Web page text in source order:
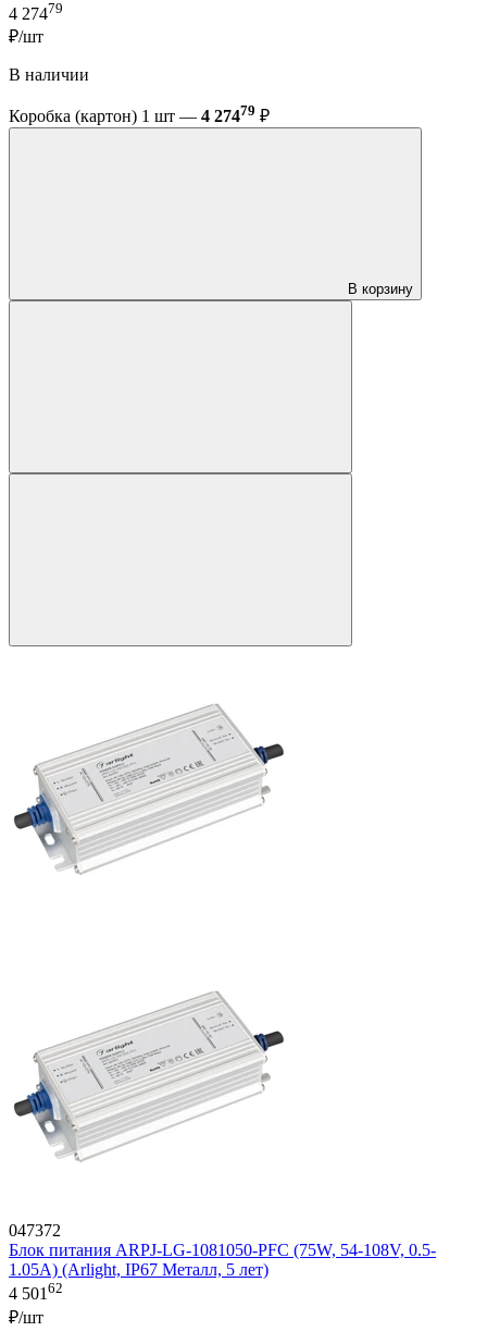
4 27479
₽/шт
В наличии
Коробка (картон) 1 шт — 4 27479 ₽
В корзину
047372
Блок питания ARPJ-LG-1081050-PFC (75W, 54-108V, 0.5-
1.05A) (Arlight, IP67 Металл, 5 лет)
4 50162
₽/шт